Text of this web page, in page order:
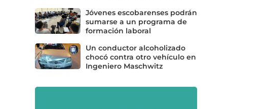
Jóvenes escobarenses podrán
sumarse a un programa de
formación laboral
Un conductor alcoholizado
chocó contra otro vehículo en
Ingeniero Maschwitz